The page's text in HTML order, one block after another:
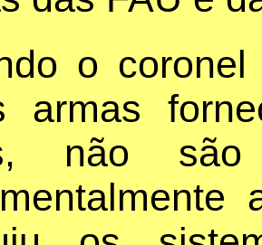
o coronel
armas
não